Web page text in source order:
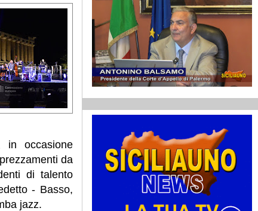
in occasione
da
di talento
- Basso,
jazz.